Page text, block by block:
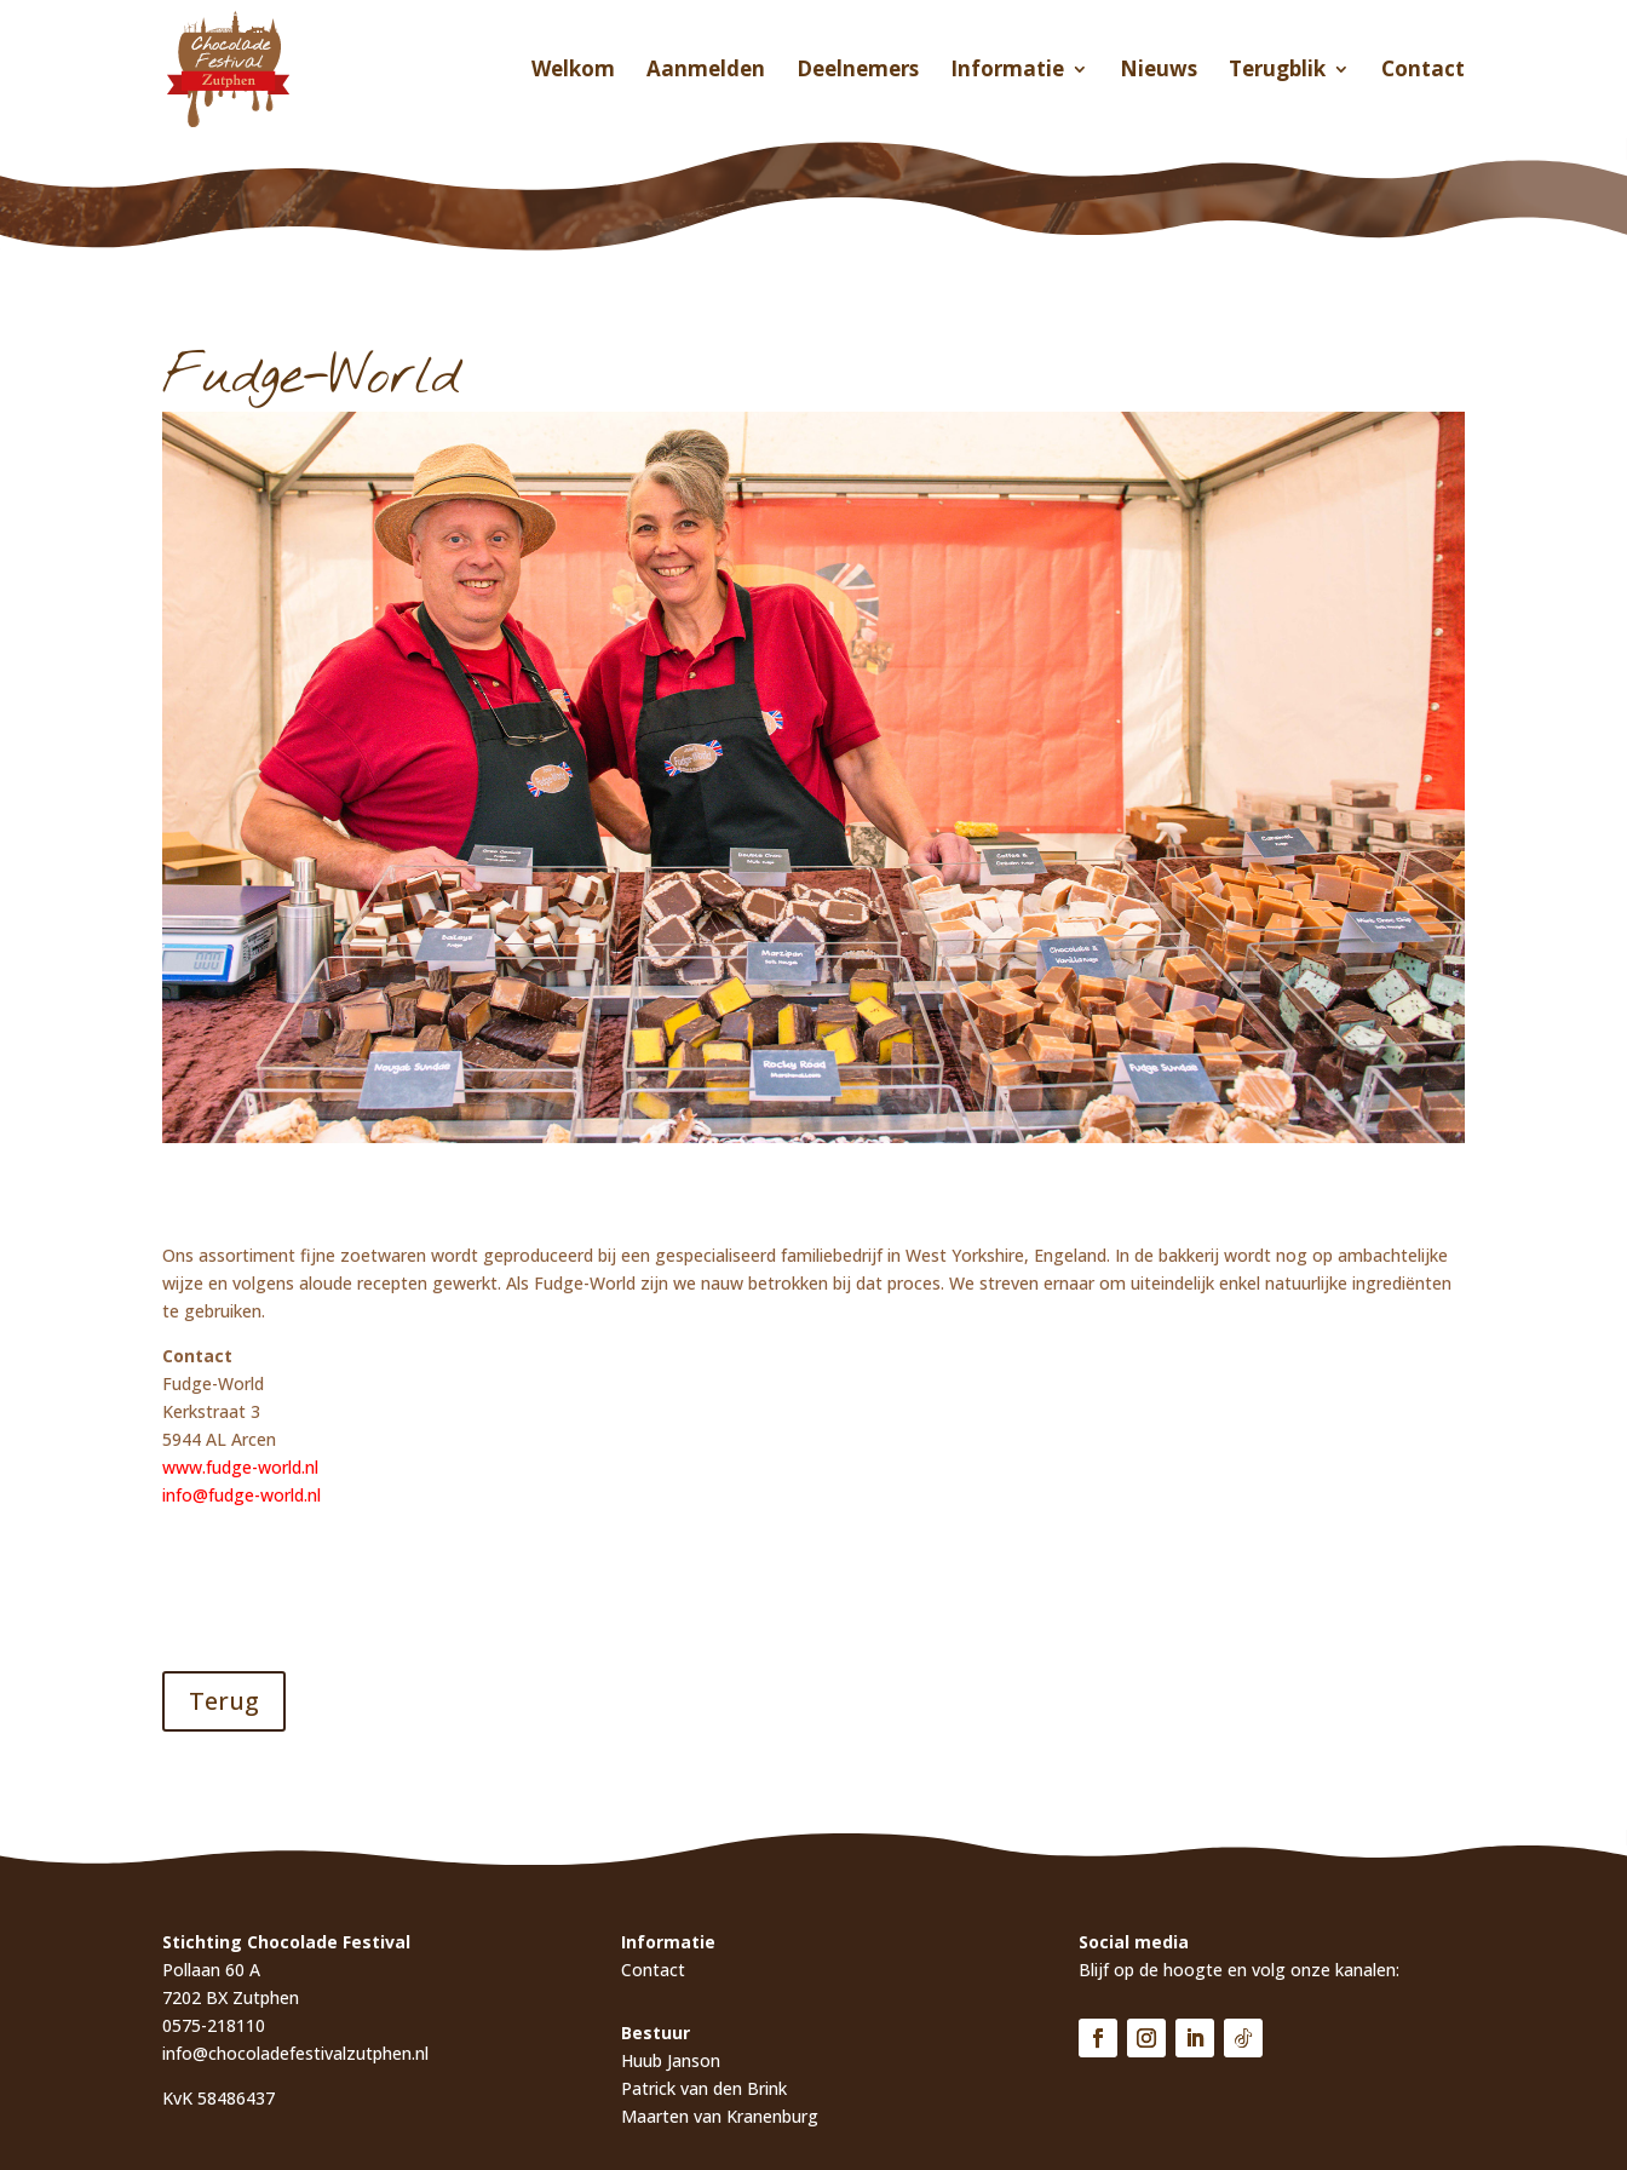
Welkom Aanmelden Deelnemers Informatie Nieuws Terugblik Contact
Fudge-World
Ons assortiment fijne zoetwaren wordt geproduceerd bij een gespecialiseerd familiebedrijf in West Yorkshire, Engeland. In de bakkerij wordt nog op ambachtelijke
wijze en volgens aloude recepten gewerkt. Als Fudge-World zijn we nauw betrokken bij dat proces. We streven ernaar om uiteindelijk enkel natuurlijke ingrediënten
te gebruiken.
Contact
Fudge-World
Kerkstraat 3
5944 AL Arcen
www.fudge-world.nl
info@fudge-world.nl
Terug
Stichting Chocolade Festival
Pollaan 60 A
7202 BX Zutphen
0575-218110
info@chocoladefestivalzutphen.nl
KvK 58486437
Informatie
Contact
Bestuur
Huub Janson
Patrick van den Brink
Maarten van Kranenburg
Social media
Blijf op de hoogte en volg onze kanalen: